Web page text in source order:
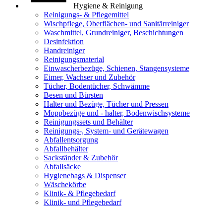
Hygiene & Reinigung
Reinigungs- & Pflegemittel
Wischpflege, Oberflächen- und Sanitärreiniger
Waschmittel, Grundreiniger, Beschichtungen
Desinfektion
Handreiniger
Reinigungsmaterial
Einwascherbezüge, Schienen, Stangensysteme
Eimer, Wachser und Zubehör
Tücher, Bodentücher, Schwämme
Besen und Bürsten
Halter und Bezüge, Tücher und Pressen
Moppbezüge und - halter, Bodenwischsysteme
Reinigungssets und Behälter
Reinigungs-, System- und Gerätewagen
Abfallentsorgung
Abfallbehälter
Sackständer & Zubehör
Abfallsäcke
Hygienebags & Dispenser
Wäschekörbe
Klinik- & Pflegebedarf
Klinik- und Pflegebedarf